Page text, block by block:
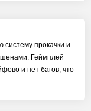
систему прокачки и
Геймплей
и нет багов, что